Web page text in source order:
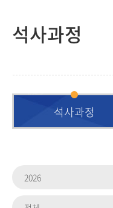
석사과정
석사과정